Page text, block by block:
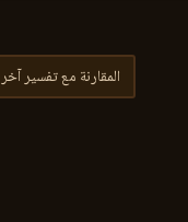
المقارنة مع تفسير آخر